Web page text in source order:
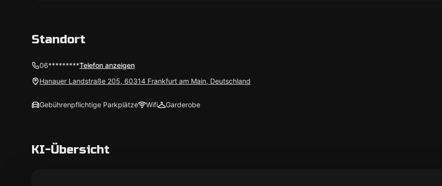
Standort
06*********Telefon anzeigen
Hanauer Landstraße 205, 60314 Frankfurt am Main, Deutschland
Gebührenpflichtige Parkplätze Wifi Garderobe
KI-Übersicht